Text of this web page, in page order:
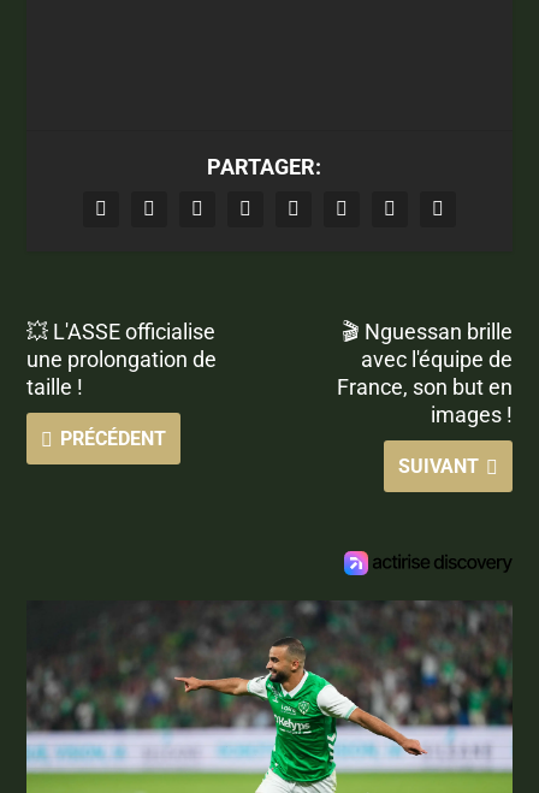
PARTAGER:
💥 L'ASSE officialise
une prolongation de
taille !
PRÉCÉDENT
🎬 Nguessan brille
avec l'équipe de
France, son but en
images !
SUIVANT